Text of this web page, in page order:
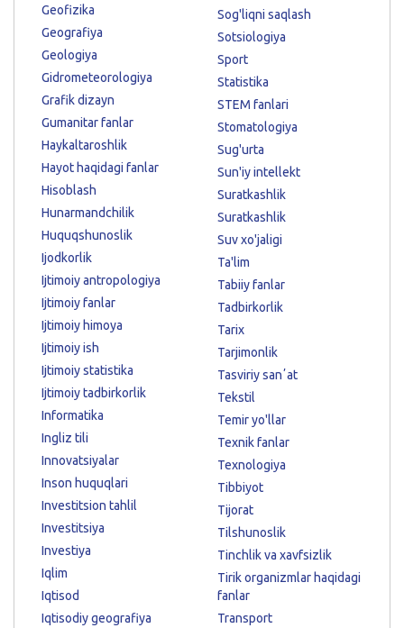
Geofizika
Geografiya
Geologiya
Gidrometeorologiya
Grafik dizayn
Gumanitar fanlar
Haykaltaroshlik
Hayot haqidagi fanlar
Hisoblash
Hunarmandchilik
Huquqshunoslik
Ijodkorlik
Ijtimoiy antropologiya
Ijtimoiy fanlar
Ijtimoiy himoya
Ijtimoiy ish
Ijtimoiy statistika
Ijtimoiy tadbirkorlik
Informatika
Ingliz tili
Innovatsiyalar
Inson huquqlari
Investitsion tahlil
Investitsiya
Investiya
Iqlim
Iqtisod
Iqtisodiy geografiya
Sog'liqni saqlash
Sotsiologiya
Sport
Statistika
STEM fanlari
Stomatologiya
Sug'urta
Sun'iy intellekt
Suratkashlik
Suratkashlik
Suv xo'jaligi
Ta'lim
Tabiiy fanlar
Tadbirkorlik
Tarix
Tarjimonlik
Tasviriy sanʼat
Tekstil
Temir yo'llar
Texnik fanlar
Texnologiya
Tibbiyot
Tijorat
Tilshunoslik
Tinchlik va xavfsizlik
Tirik organizmlar haqidagi
fanlar
Transport